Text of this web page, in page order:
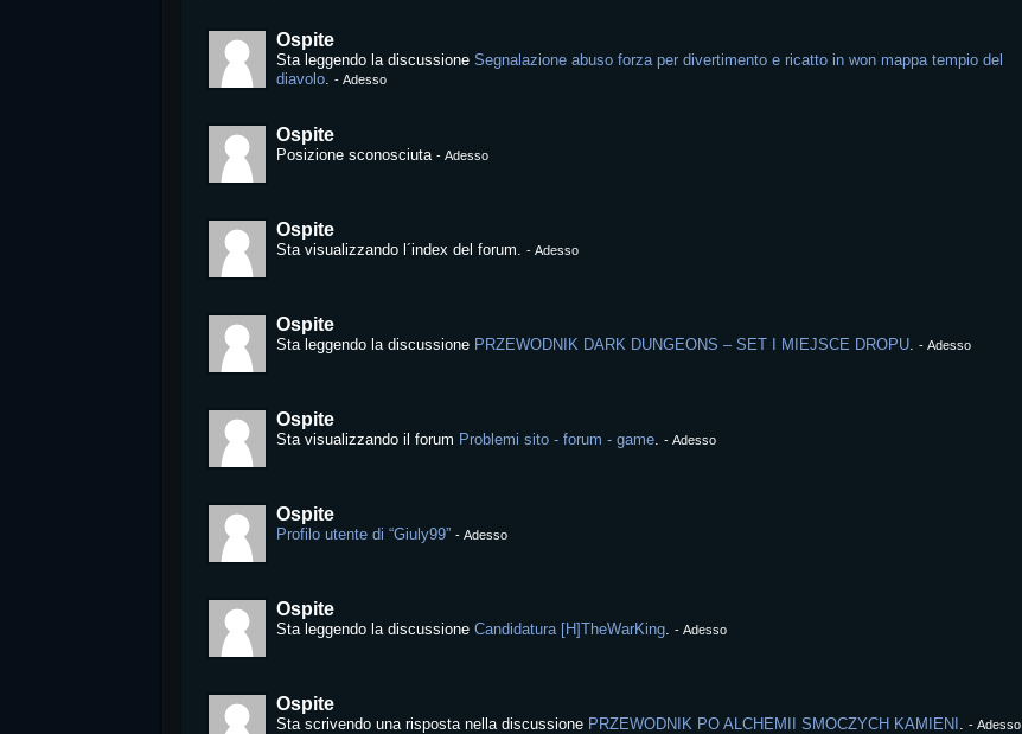
Ospite
Sta leggendo la discussioneSegnalazione abuso forza per divertimento e ricatto in won mappa tempio del
diavolo.-Adesso
Ospite
Posizione sconosciuta-Adesso
Ospite
Sta visualizzando l´index del forum.-Adesso
Ospite
Sta leggendo la discussione PRZEWODNIK DARK DUNGEONS – SET I MIEJSCE DROPU.-Adesso
Ospite
Sta visualizzando il forum Problemi sito - forum - game.-Adesso
Ospite
Profilo utente di “Giuly99” -Adesso
Ospite
Sta leggendo la discussioneCandidatura [H]TheWarKing.-Adesso
Ospite
Sta scrivendo una risposta nella discussione PRZEWODNIK PO ALCHEMII SMOCZYCH KAMIENI .-Adesso